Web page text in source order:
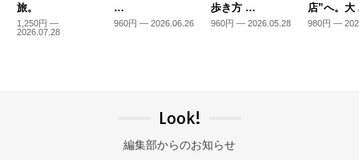
旅。
1,250円 —
2026.07.28
…
960円 — 2026.06.26
歩き方 …
960円 — 2026.05.28
店”へ。
980円 —
Look!
編集部からのお知らせ